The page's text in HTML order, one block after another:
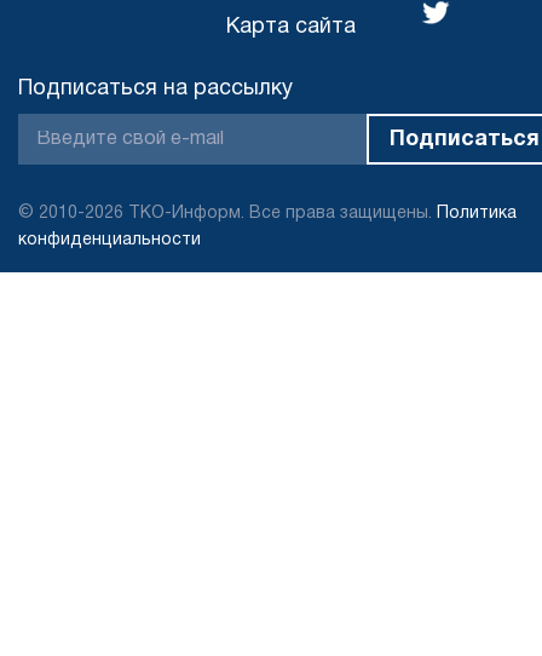
Подписаться на рассылку
Карта сайта
© 2010-2026 ТКО-Информ. Все права защищены.
Политика
конфиденциальности